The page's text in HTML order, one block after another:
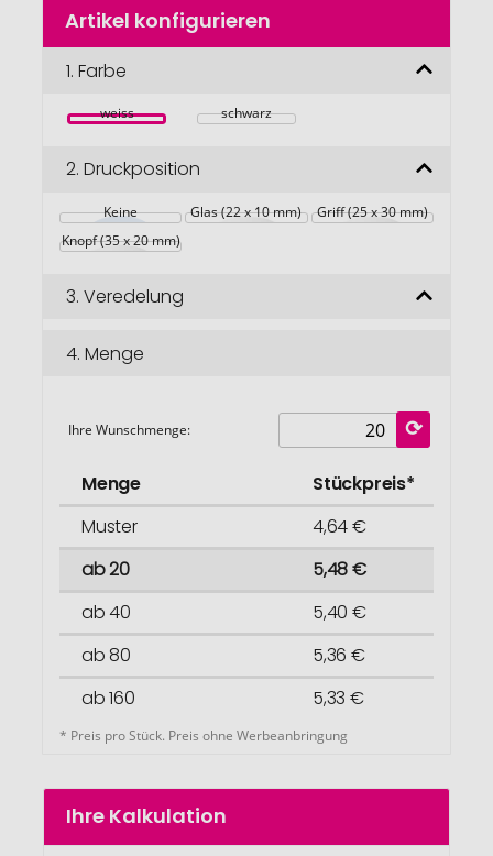
Anfang
Bildgalerie
Artikel konfigurieren
1. Farbe
weiss schwarz
2. Druckposition
Keine Glas (22 x 10 mm)
Griff (25 x 30 mm)
Knopf (35 x 20 mm)
3. Veredelung
4. Menge
Ihre Wunschmenge:
Menge
Stückpreis*
Muster
4,64 €
ab 20
5,48 €
ab 40
5,40 €
ab 80
5,36 €
ab 160
5,33 €
* Preis pro Stück. Preis ohne Werbeanbringung
Ihre Kalkulation